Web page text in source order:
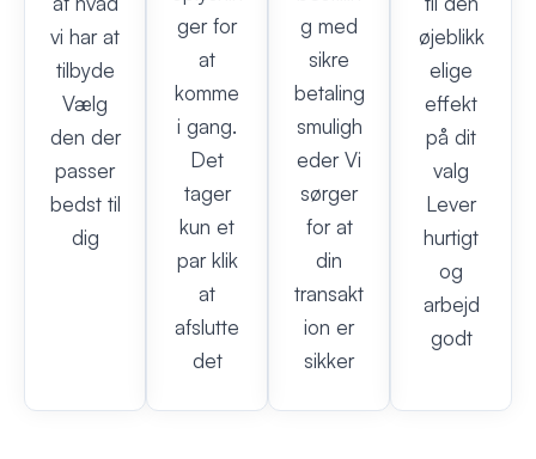
vi har at
tilbyde
Vælg
den der
passer
bedst til
dig
ger for
at
komme
i gang.
Det
tager
kun et
par klik
at
afslutte
det
g med
sikre
betaling
smuligh
eder Vi
sørger
for at
din
transakt
ion er
sikker
øjeblikk
elige
effekt
på dit
valg
Lever
hurtigt
og
arbejd
godt